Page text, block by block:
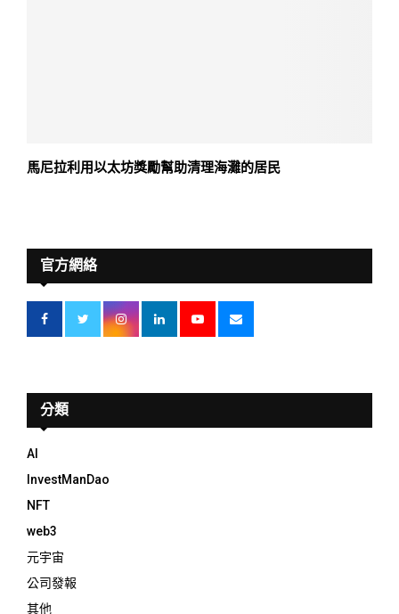
馬尼拉利用以太坊獎勵幫助清理海灘的居民
官方網絡
分類
AI
InvestManDao
NFT
web3
元宇宙
公司發報
其他